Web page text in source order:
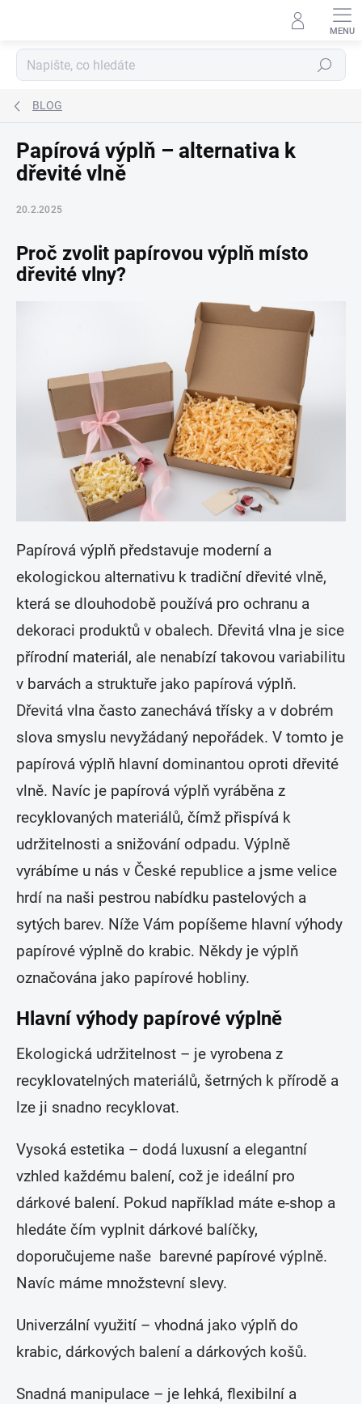
Hledat
BLOG
Papírová výplň – alternativa k
dřevité vlně
20.2.2025
Proč zvolit papírovou výplň místo
dřevité vlny?
Papírová výplň představuje moderní a
ekologickou alternativu k tradiční dřevité vlně,
která se dlouhodobě používá pro ochranu a
dekoraci produktů v obalech. Dřevitá vlna je sice
přírodní materiál, ale nenabízí takovou variabilitu
v barvách a struktuře jako papírová výplň.
Dřevitá vlna často zanechává třísky a v dobrém
slova smyslu nevyžádaný nepořádek. V tomto je
papírová výplň hlavní dominantou oproti dřevité
vlně. Navíc je papírová výplň vyráběna z
recyklovaných materiálů, čímž přispívá k
udržitelnosti a snižování odpadu. Výplně
vyrábíme u nás v České republice a jsme velice
hrdí na naši pestrou nabídku pastelových a
sytých barev. Níže Vám popíšeme hlavní výhody
papírové výplně do krabic. Někdy je výplň
označována jako papírové hobliny.
Hlavní výhody papírové výplně
Ekologická udržitelnost – je vyrobena z
recyklovatelných materiálů, šetrných k přírodě a
lze ji snadno recyklovat.
Vysoká estetika – dodá luxusní a elegantní
vzhled každému balení, což je ideální pro
dárkové balení. Pokud například máte e-shop a
hledáte čím vyplnit dárkové balíčky,
doporučujeme naše barevné papírové výplně.
Navíc máme množstevní slevy.
Univerzální využití – vhodná jako výplň do
krabic, dárkových balení a dárkových košů.
Snadná manipulace – je lehká, flexibilní a